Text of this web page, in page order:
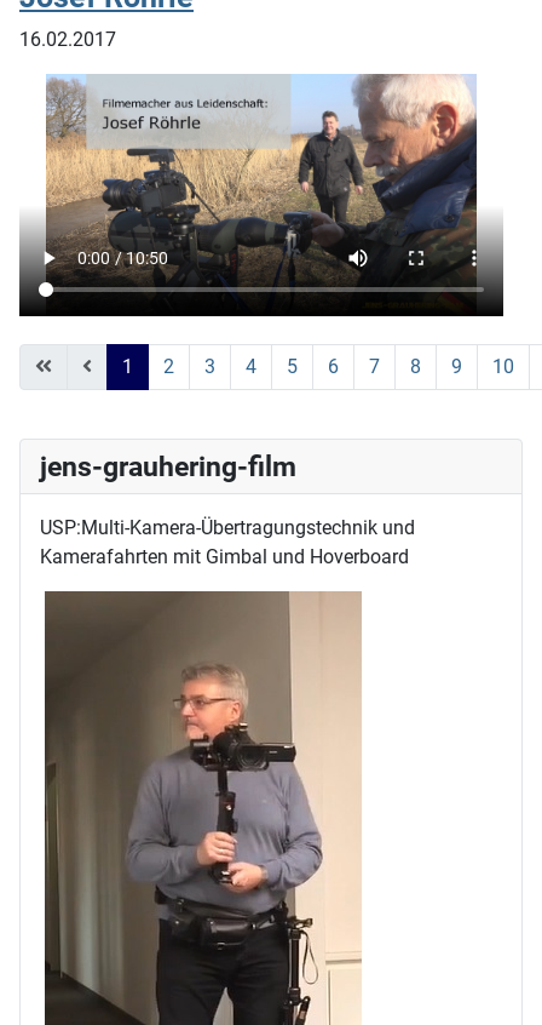
16.02.2017
Seite 1 von 19
1 2 3 4 5 6 7 8 9 10
jens-grauhering-film
USP:Multi-Kamera-Übertragungstechnik und
Kamerafahrten mit Gimbal und Hoverboard